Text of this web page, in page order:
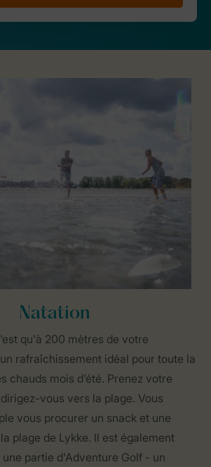
Natation
qu'à 200 mètres de votre
rafraîchissement idéal pour toute la
chauds mois d'été. Prenez votre
vous vers la plage. Vous
vous procurer un snack et une
plage de Lykke. Il est également
partie d'Adventure Golf - un